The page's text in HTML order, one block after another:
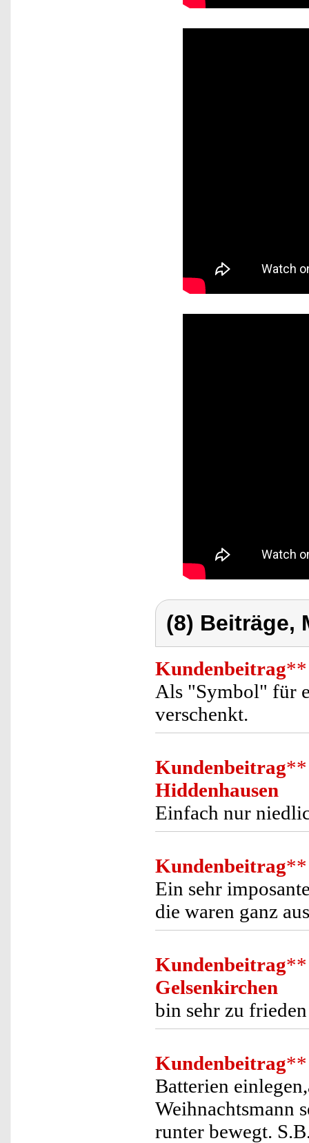
(8) Beiträge,
Kundenbeitrag**
Als "Symbol" für
verschenkt.
Kundenbeitrag**
Hiddenhausen
Einfach nur
Kundenbeitrag**
Ein sehr
die waren ganz
Kundenbeitrag**
Gelsenkirchen
bin sehr zu frieden
Kundenbeitrag**
Batterien
Weihnachtsmann
runter bewegt.